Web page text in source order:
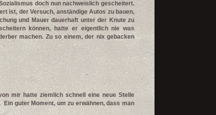
doch nun nachweislich gescheitert.
ist, der Versuch, anständige Autos zu bauen,
und Mauer dauerhaft unter der Knute zu
können, hatte er eigentlich nie was
machen. Zu so einem, der nix gebacken
mir hatte ziemlich schnell eine neue Stelle
Ein guter Moment, um zu erwähnen, dass man